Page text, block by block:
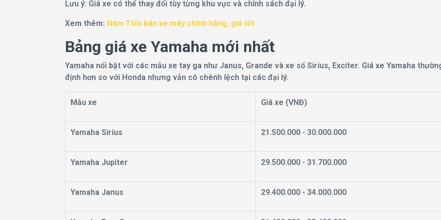
Lưu ý: Giá xe có thể thay đổi tùy từng khu vực và chính sách đại lý.
Xem thêm: Nam Tiến bán xe máy chính hãng, giá tốt
Bảng giá xe Yamaha mới nhất
Yamaha nổi bật với các mẫu xe tay ga như Janus, Grande và xe số Sirius, Exciter. Giá xe Yamaha
định hơn so với Honda nhưng vẫn có chênh lệch tại các đại lý.
Mẫu xe Giá xe (VNĐ)
Yamaha Sirius 21.500.000 - 30.000.000
Yamaha Jupiter 29.500.000 - 31.700.000
Yamaha Janus 29.400.000 - 34.000.000